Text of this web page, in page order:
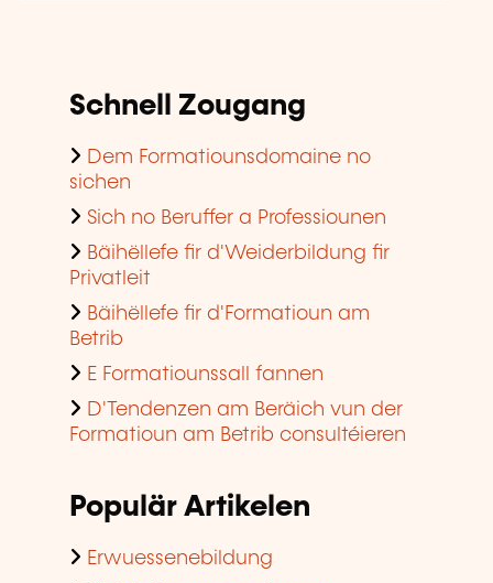
Schnell Zougang
Dem Formatiounsdomaine no
sichen
Sich no Beruffer a Professiounen
Bäihëllefe fir d'Weiderbildung fir
Privatleit
Bäihëllefe fir d'Formatioun am
Betrib
E Formatiounssall fannen
D'Tendenzen am Beräich vun der
Formatioun am Betrib consultéieren
Populär Artikelen
Erwuessenebildung